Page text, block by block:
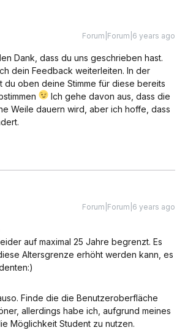
Forum|Forum|6 years ago
Dank, dass du uns geschrieben hast.
dein Feedback weiterleiten. In der
du oben deine Stimme für diese bereits
Ich gehe davon aus, dass die
Weile dauern wird, aber ich hoffe, dass
Forum|Forum|6 years ago
auf maximal 25 Jahre begrenzt. Es
Altersgrenze erhöht werden kann, es
Finde die die Benutzeroberfläche
allerdings habe ich, aufgrund meines
Möglichkeit Student zu nutzen.